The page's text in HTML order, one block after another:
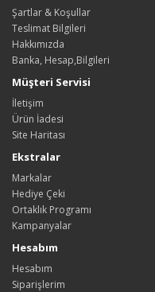
Şartlar & Koşullar
Teslimat Bilgileri
Hakkımızda
Banka, Hesap,Bilgileri
Müşteri Servisi
İletişim
Ürün İadesi
Site Haritası
Ekstralar
Markalar
Hediye Çeki
Ortaklık Programı
Kampanyalar
Hesabım
Hesabım
Siparişlerim